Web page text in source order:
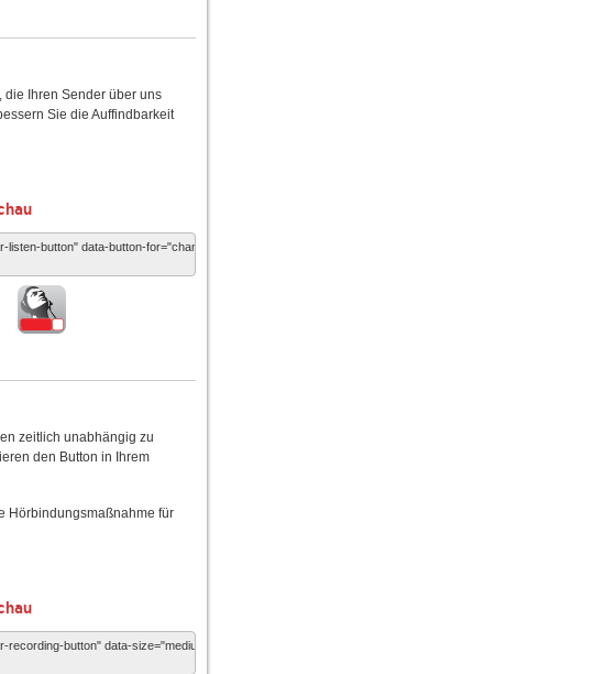
die Ihren Sender über uns
Sie die Auffindbarkeit
zeitlich unabhängig zu
den Button in Ihrem
Hörbindungsmaßnahme für